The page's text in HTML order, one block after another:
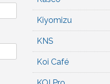
Kiyomizu
KNS
Koi Café